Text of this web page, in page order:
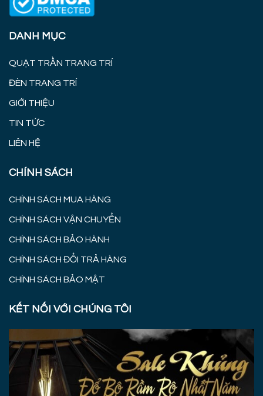
DANH MỤC
QUẠT TRẦN TRANG TRÍ
ĐÈN TRANG TRÍ
GIỚI THIỆU
TIN TỨC
LIÊN HỆ
CHÍNH SÁCH
CHÍNH SÁCH MUA HÀNG
CHÍNH SÁCH VẬN CHUYỂN
CHÍNH SÁCH BẢO HÀNH
CHÍNH SÁCH ĐỔI TRẢ HÀNG
CHÍNH SÁCH BẢO MẬT
KẾT NỐI VỚI CHÚNG TÔI